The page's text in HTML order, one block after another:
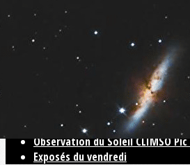
Exporter les lignes sélectionnées
Exporter toutes les colonnes
Exporter uniquement les colonnes
Blog N31
Observation du Soleil CLIMSO
Exposés du vendredi